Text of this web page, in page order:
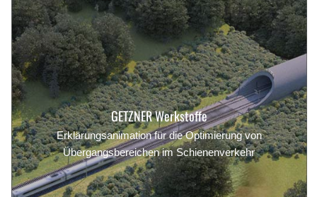
GETZNER Werkstoffe
Erklärungsanimation für die Optimierung von
Übergangsbereichen im Schienenverkehr